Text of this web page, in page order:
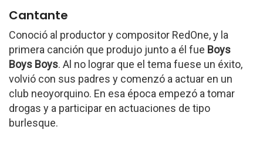
Cantante
Conoció al productor y compositor RedOne, y la
primera canción que produjo junto a él fue Boys
Boys Boys. Al no lograr que el tema fuese un éxito,
volvió con sus padres y comenzó a actuar en un
club neoyorquino. En esa época empezó a tomar
drogas y a participar en actuaciones de tipo
burlesque.